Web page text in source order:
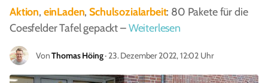
Aktion, einLaden,Schulsozialarbeit: 80 Pakete für die
Coesfelder Tafel gepackt –Weiterlesen
VonThomas Höing· 23. Dezember 2022, 12:02 Uhr